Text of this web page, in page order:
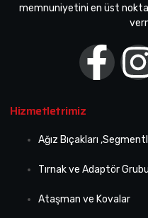
memnuniyetini en üst
Hizmetletrimiz
Ağız Bıçakları
Tırnak ve Adaptör Grubu
Ataşman ve Kovalar